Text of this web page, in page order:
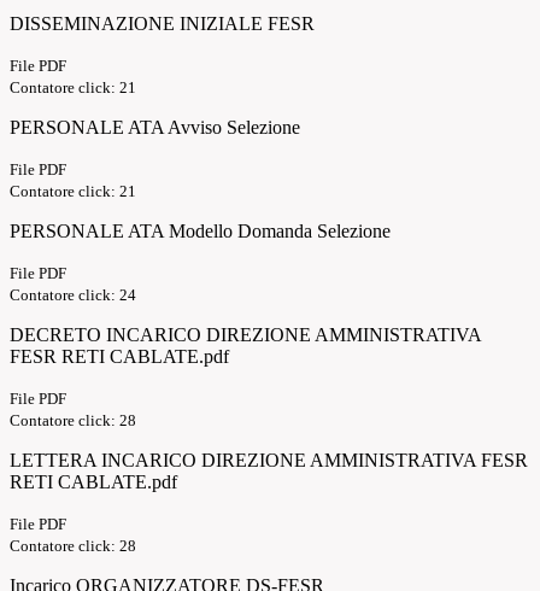
DISSEMINAZIONE INIZIALE FESR
File PDF
Contatore click: 21
PERSONALE ATA Avviso Selezione
File PDF
Contatore click: 21
PERSONALE ATA Modello Domanda Selezione
File PDF
Contatore click: 24
DECRETO INCARICO DIREZIONE AMMINISTRATIVA
FESR RETI CABLATE.pdf
File PDF
Contatore click: 28
LETTERA INCARICO DIREZIONE AMMINISTRATIVA FESR
RETI CABLATE.pdf
File PDF
Contatore click: 28
Incarico ORGANIZZATORE DS-FESR